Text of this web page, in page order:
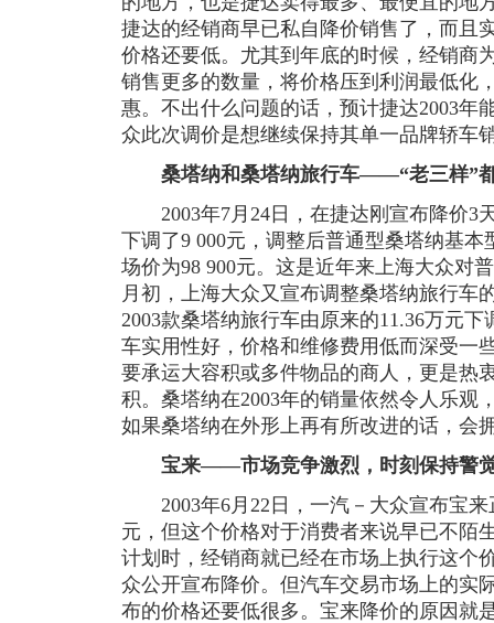
捷达的经销商早已私自降价销售了，而且
价格还要低。尤其到年底的时候，经销商
销售更多的数量，将价格压到利润最低化
惠。不出什么问题的话，预计捷达2003年
众此次调价是想继续保持其单一品牌轿车
桑塔纳和桑塔纳旅行车——“老三样”
2003年7月24日，在捷达刚宣布降价3
下调了9 000元，调整后普通型桑塔纳基
场价为98 900元。这是近年来上海大众对
月初，上海大众又宣布调整桑塔纳旅行车
2003款桑塔纳旅行车由原来的11.36万元
车实用性好，价格和维修费用低而深受一
要承运大容积或多件物品的商人，更是热
积。桑塔纳在2003年的销量依然令人乐观
如果桑塔纳在外形上再有所改进的话，会
宝来——市场竞争激烈，时刻保持警
2003年6月22日，一汽－大众宣布宝来
元，但这个价格对于消费者来说早已不陌
计划时，经销商就已经在市场上执行这个
众公开宣布降价。但汽车交易市场上的实
布的价格还要低很多。宝来降价的原因就